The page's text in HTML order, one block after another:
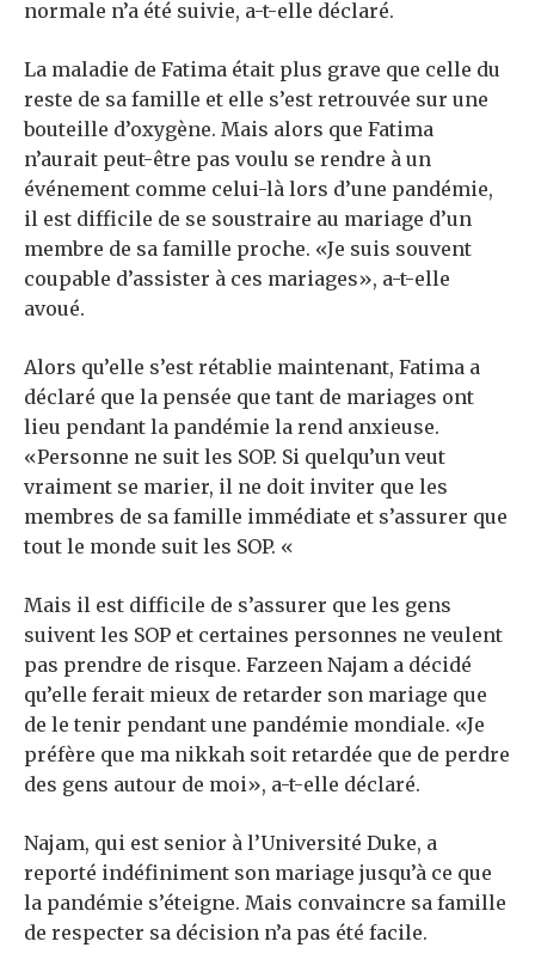
normale n’a été suivie, a-t-elle déclaré.
La maladie de Fatima était plus grave que celle du
reste de sa famille et elle s’est retrouvée sur une
bouteille d’oxygène. Mais alors que Fatima
n’aurait peut-être pas voulu se rendre à un
événement comme celui-là lors d’une pandémie,
il est difficile de se soustraire au mariage d’un
membre de sa famille proche. «Je suis souvent
coupable d’assister à ces mariages», a-t-elle
avoué.
Alors qu’elle s’est rétablie maintenant, Fatima a
déclaré que la pensée que tant de mariages ont
lieu pendant la pandémie la rend anxieuse.
«Personne ne suit les SOP. Si quelqu’un veut
vraiment se marier, il ne doit inviter que les
membres de sa famille immédiate et s’assurer que
tout le monde suit les SOP. «
Mais il est difficile de s’assurer que les gens
suivent les SOP et certaines personnes ne veulent
pas prendre de risque. Farzeen Najam a décidé
qu’elle ferait mieux de retarder son mariage que
de le tenir pendant une pandémie mondiale. «Je
préfère que ma nikkah soit retardée que de perdre
des gens autour de moi», a-t-elle déclaré.
Najam, qui est senior à l’Université Duke, a
reporté indéfiniment son mariage jusqu’à ce que
la pandémie s’éteigne. Mais convaincre sa famille
de respecter sa décision n’a pas été facile.